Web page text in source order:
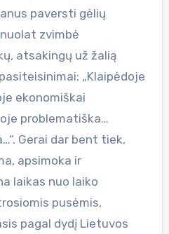
paversti gėlių
zvimbė
atsakingų už žalią
„Klaipėdoje
ekonomiškai
problematiška…
Gerai dar bent tiek,
apsimoka ir
laikas nuo laiko
pusėmis,
pagal dydį Lietuvos